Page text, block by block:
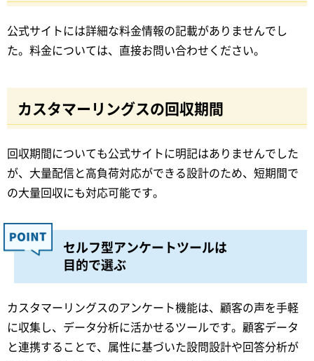
公式サイトには詳細な料金情報の記載がありませんでし
た。料金については、直接お問い合わせください。
カスタマーリングスの回収期間
回収期間についても公式サイトに明記はありませんでした
が、大量配信と高負荷対応ができる設計のため、短期間で
の大量回収にも対応可能です。
セルフ型アンケートツールは
目的で選ぶ
カスタマーリングスのアンケート機能は、顧客の声を手軽
に収集し、データ分析に活かせるツールです。顧客データ
と連携することで、属性に基づいた設問設計や回答分析が